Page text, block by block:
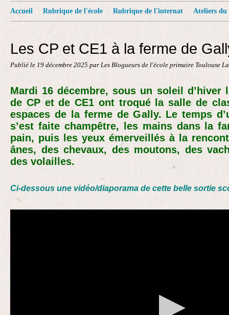
Accueil Rubrique de l'école Rubrique de l'internat Ateliers du
Les CP et CE1 à la ferme de
Publié le 19 décembre 2025 par Les Blogueurs de l'école primaire Toulouse
Mardi 16 décembre, sous un soleil d’hiver
de CP et de CE1 ont troqué la salle de
espaces de la ferme de Gally. Le temps
s’est faite champêtre, les mains dans la
pain, puis les yeux émerveillés à la
ânes, des chevaux, des moutons, des
des volailles.
Ci-dessous une vidéo/diaporama de cette belle sortie